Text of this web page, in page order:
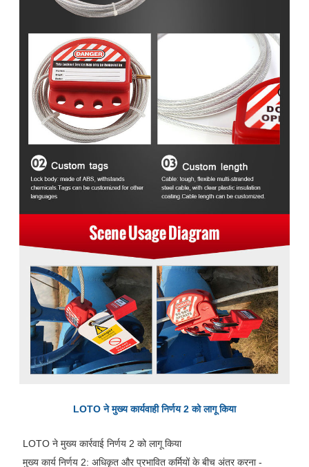
LOTO ने मुख्य कार्यवाही निर्णय 2 को लागू किया
LOTO ने मुख्य कार्रवाई निर्णय 2 को लागू किया
मुख्य कार्य निर्णय 2: अधिकृत और प्रभावित कर्मियों के बीच अंतर करना -